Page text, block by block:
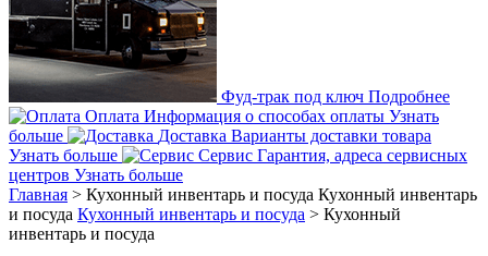
Фуд-трак под ключ Подробнее
Оплата Информация о способах оплаты Узнать
больше
Доставка Варианты доставки товара
Узнать больше
Сервис Гарантия, адреса сервисных
центров Узнать больше
Главная > Кухонный инвентарь и посуда Кухонный инвентарь
и посуда Кухонный инвентарь и посуда > Кухонный
инвентарь и посуда